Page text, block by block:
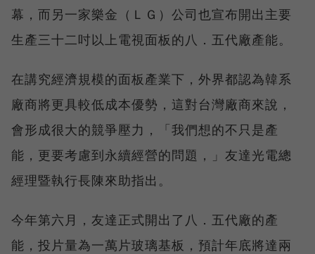
幕，而另一家樂金（ＬＧ）公司也宣布開出主要
生產三十二吋以上電視面板的八．五代廠產能。
在講究經濟規模的面板產業下，外界都認為韓系
廠商將更具較低成本優勢，這對台灣廠商來說，
會形成很大的競爭壓力，「我們想的不只是產
能，更要考慮到永續經營的問題，」友達光電總
經理暨執行長陳來助指出。
今年第六月，友達正式開出了八．五代廠的產
能，投片量為一萬片玻璃基板，預計年底將達兩